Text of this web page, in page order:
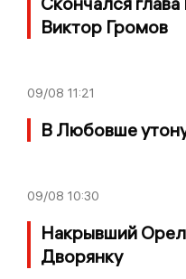
Виктор Громов
09/08 11:21
В Любовше
09/08 10:30
Накрывший
Дворянку